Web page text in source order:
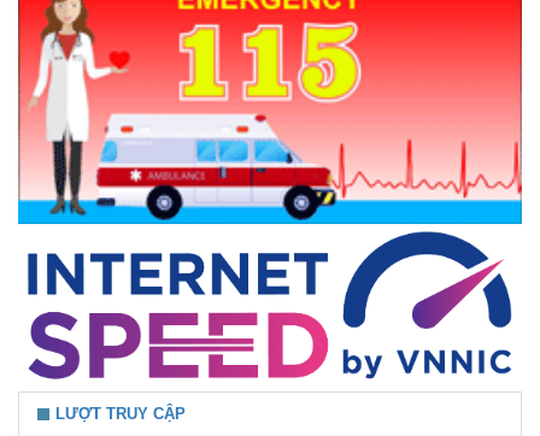
LƯỢT TRUY CẬP